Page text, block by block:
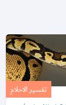
تفسير الاحلام